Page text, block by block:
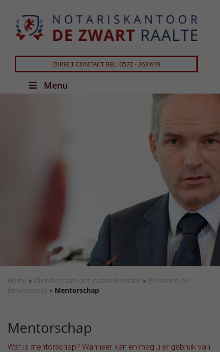
DIRECT CONTACT BEL: 0572 - 363 619
Menu
Home » Diensten van ons notariskantoor » Personen en
familierecht » Mentorschap
Mentorschap
Wat is mentorschap? Wanneer kan en mag u er gebruik van